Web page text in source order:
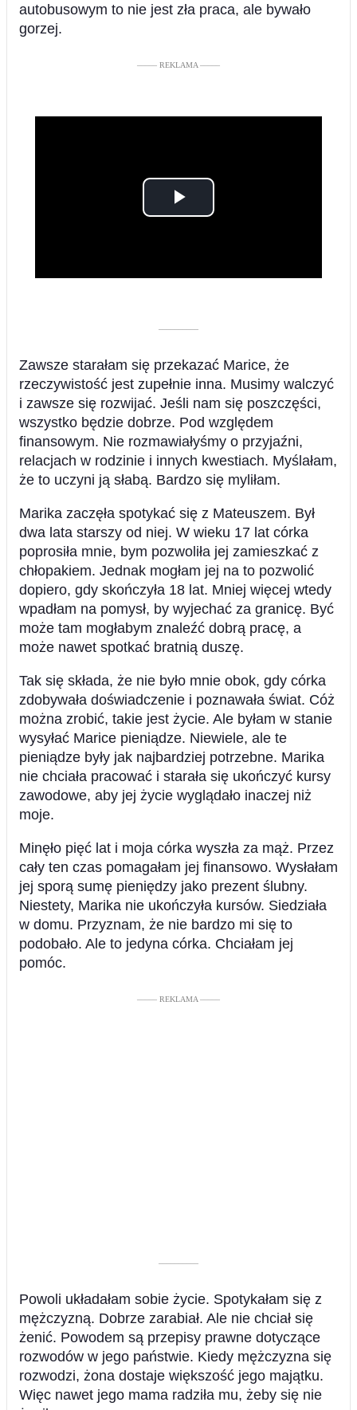
autobusowym to nie jest zła praca, ale bywało
gorzej.
––––– REKLAMA –––––
Play
––––––––––
Zawsze starałam się przekazać Marice, że
rzeczywistość jest zupełnie inna. Musimy walczyć
i zawsze się rozwijać. Jeśli nam się poszczęści,
wszystko będzie dobrze. Pod względem
finansowym. Nie rozmawiałyśmy o przyjaźni,
relacjach w rodzinie i innych kwestiach. Myślałam,
że to uczyni ją słabą. Bardzo się myliłam.
Marika zaczęła spotykać się z Mateuszem. Był
dwa lata starszy od niej. W wieku 17 lat córka
poprosiła mnie, bym pozwoliła jej zamieszkać z
chłopakiem. Jednak mogłam jej na to pozwolić
dopiero, gdy skończyła 18 lat. Mniej więcej wtedy
wpadłam na pomysł, by wyjechać za granicę. Być
może tam mogłabym znaleźć dobrą pracę, a
może nawet spotkać bratnią duszę.
Tak się składa, że nie było mnie obok, gdy córka
zdobywała doświadczenie i poznawała świat. Cóż
można zrobić, takie jest życie. Ale byłam w stanie
wysyłać Marice pieniądze. Niewiele, ale te
pieniądze były jak najbardziej potrzebne. Marika
nie chciała pracować i starała się ukończyć kursy
zawodowe, aby jej życie wyglądało inaczej niż
moje.
Minęło pięć lat i moja córka wyszła za mąż. Przez
cały ten czas pomagałam jej finansowo. Wysłałam
jej sporą sumę pieniędzy jako prezent ślubny.
Niestety, Marika nie ukończyła kursów. Siedziała
w domu. Przyznam, że nie bardzo mi się to
podobało. Ale to jedyna córka. Chciałam jej
pomóc.
––––– REKLAMA –––––
––––––––––
Powoli układałam sobie życie. Spotykałam się z
mężczyzną. Dobrze zarabiał. Ale nie chciał się
żenić. Powodem są przepisy prawne dotyczące
rozwodów w jego państwie. Kiedy mężczyzna się
rozwodzi, żona dostaje większość jego majątku.
Więc nawet jego mama radziła mu, żeby się nie